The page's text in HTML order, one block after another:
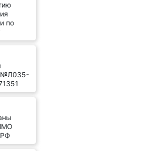
по
№Л035-